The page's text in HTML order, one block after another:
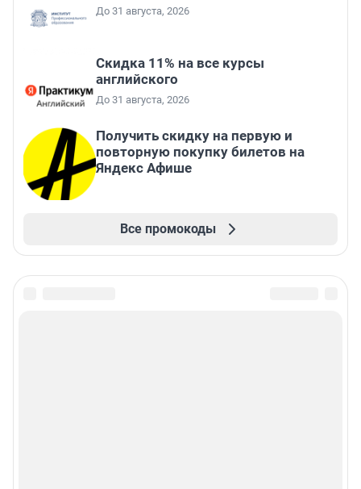
До 31 августа, 2026
Скидка 11% на все курсы
английского
До 31 августа, 2026
Получить скидку на первую и
повторную покупку билетов на
Яндекс Афише
Все промокоды